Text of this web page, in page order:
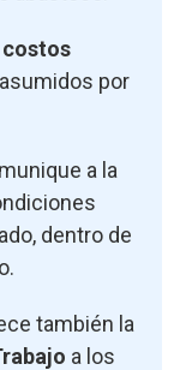
costos
por
a la
dentro de
también la
a los